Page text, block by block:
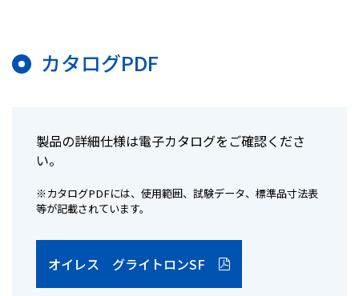
カタログPDF
製品の詳細仕様は電子カタログをご確認くださ
い。
※カタログPDFには、使用範囲、試験データ、標準品寸法表
等が記載されています。
オイレス グライトロンSF